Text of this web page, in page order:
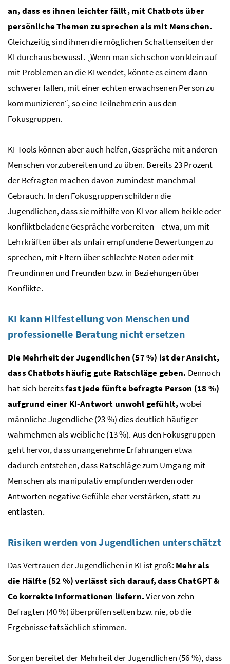
an, dass es ihnen leichter fällt, mit Chatbots über
persönliche Themen zu sprechen als mit Menschen.
Gleichzeitig sind ihnen die möglichen Schattenseiten der
KI durchaus bewusst. „Wenn man sich schon von klein auf
mit Problemen an die KI wendet, könnte es einem dann
schwerer fallen, mit einer echten erwachsenen Person zu
kommunizieren“, so eine Teilnehmerin aus den
Fokusgruppen.
KI-Tools können aber auch helfen, Gespräche mit anderen
Menschen vorzubereiten und zu üben. Bereits 23 Prozent
der Befragten machen davon zumindest manchmal
Gebrauch. In den Fokusgruppen schildern die
Jugendlichen, dass sie mithilfe von KI vor allem heikle oder
konfliktbeladene Gespräche vorbereiten – etwa, um mit
Lehrkräften über als unfair empfundene Bewertungen zu
sprechen, mit Eltern über schlechte Noten oder mit
Freundinnen und Freunden bzw. in Beziehungen über
Konflikte.
KI kann Hilfestellung von Menschen und
professionelle Beratung nicht ersetzen
Die Mehrheit der Jugendlichen (57 %) ist der Ansicht,
dass Chatbots häufig gute Ratschläge geben. Dennoch
hat sich bereitsfast jede fünfte befragte Person (18 %)
aufgrund einer KI-Antwort unwohl gefühlt,wobei
männliche Jugendliche (23 %) dies deutlich häufiger
wahrnehmen als weibliche (13 %). Aus den Fokusgruppen
geht hervor, dass unangenehme Erfahrungen etwa
dadurch entstehen, dass Ratschläge zum Umgang mit
Menschen als manipulativ empfunden werden oder
Antworten negative Gefühle eher verstärken, statt zu
entlasten.
Risiken werden von Jugendlichen unterschätzt
Das Vertrauen der Jugendlichen in KI ist groß: Mehr als
die Hälfte (52 %) verlässt sich darauf, dass ChatGPT &
Co korrekte Informationen liefern.Vier von zehn
Befragten (40 %) überprüfen selten bzw. nie, ob die
Ergebnisse tatsächlich stimmen.
Sorgen bereitet der Mehrheit der Jugendlichen (56 %), dass